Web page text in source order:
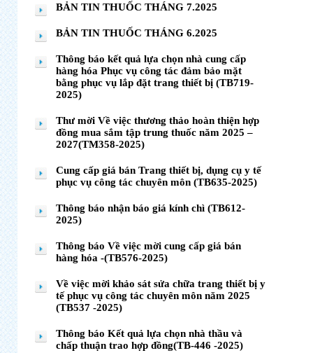
BẢN TIN THUỐC THÁNG 7.2025
BẢN TIN THUỐC THÁNG 6.2025
Thông báo kết quả lựa chọn nhà cung cấp
hàng hóa Phục vụ công tác đảm bảo mặt
bằng phục vụ lắp đặt trang thiết bị (TB719-
2025)
Thư mời Về việc thương thảo hoàn thiện hợp
đồng mua sắm tập trung thuốc năm 2025 –
2027(TM358-2025)
Cung cấp giá bán Trang thiết bị, dụng cụ y tế
phục vụ công tác chuyên môn (TB635-2025)
Thông báo nhận báo giá kính chì (TB612-
2025)
Thông báo Về việc mời cung cấp giá bán
hàng hóa -(TB576-2025)
Về việc mời khảo sát sửa chữa trang thiết bị y
tế phục vụ công tác chuyên môn năm 2025
(TB537 -2025)
Thông báo Kết quả lựa chọn nhà thầu và
chấp thuận trao hợp đồng(TB-446 -2025)